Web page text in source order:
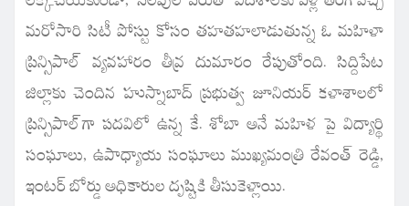
మరోసారి సిటీ పోస్టు కోసం తహతహలాడుతున్న ఓ మహిళా
ప్రిన్సిపాల్ వ్యవహారం తీవ్ర దుమారం రేపుతోంది. సిద్దిపేట
జిల్లాకు చెందిన హుస్నాబాద్ ప్రభుత్వ జూనియర్ కళాశాలలో
ప్రిన్సిపాల్‌గా పదవిలో ఉన్న కే. శోబా అనే మహిళ పై విద్యార్థి
సంఘాలు, ఉపాధ్యాయ సంఘాలు ముఖ్యమంత్రి రేవంత్ రెడ్డి,
ఇంటర్ బోర్డు అధికారుల దృష్టికి తీసుకెళ్లాయి.